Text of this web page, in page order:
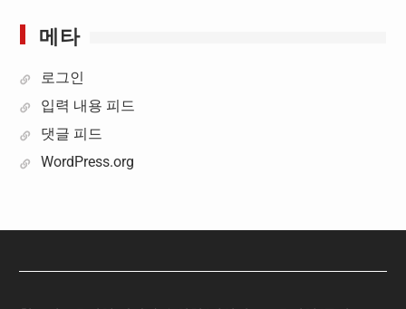
메타
로그인
입력 내용 피드
댓글 피드
WordPress.org